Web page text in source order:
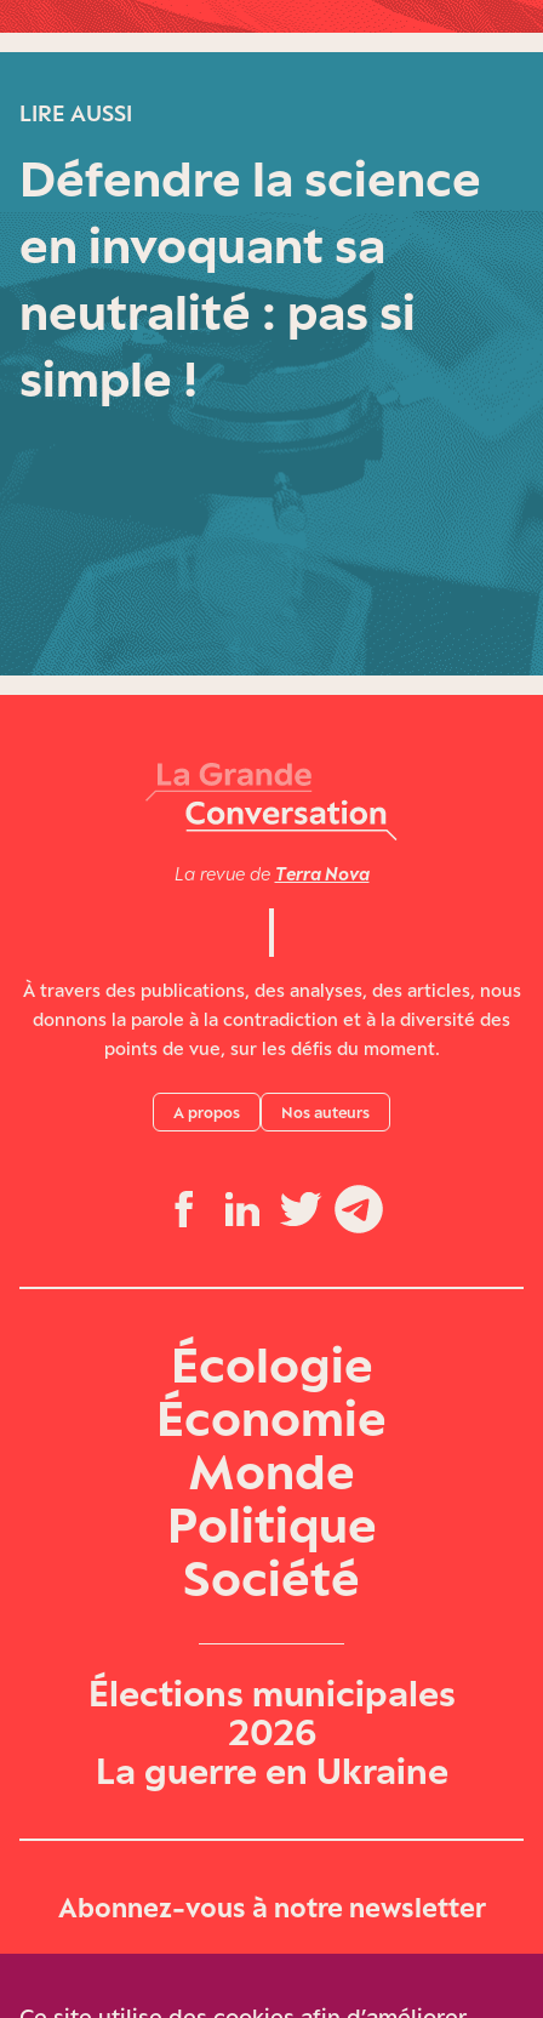
LIRE AUSSI
Défendre la science
en invoquant sa
neutralité : pas si
simple !
La revue de Terra Nova
À travers des publications, des analyses, des articles, nous
donnons la parole à la contradiction et à la diversité des
points de vue, sur les défis du moment.
A propos Nos auteurs
Écologie
Économie
Monde
Politique
Société
Élections municipales
2026
La guerre en Ukraine
Abonnez-vous à notre newsletter